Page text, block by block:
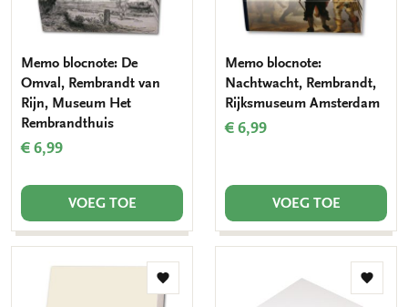
Memo blocnote: De
Omval, Rembrandt van
Rijn, Museum Het
Rembrandthuis
€ 6,99
VOEG TOE
Memo blocnote:
Nachtwacht, Rembrandt,
Rijksmuseum Amsterdam
€ 6,99
VOEG TOE
Toevoegen
aan